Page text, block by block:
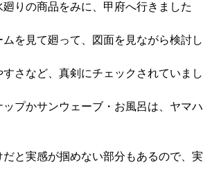
りの商品をみに、甲府へ行きました
を見て廻って、図面を見ながら検討
さなど、真剣にチェックされていま
プかサンウェーブ・お風呂は、ヤマ
と実感が掴めない部分もあるので、